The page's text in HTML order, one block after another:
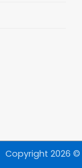
Copyright 2026 ©